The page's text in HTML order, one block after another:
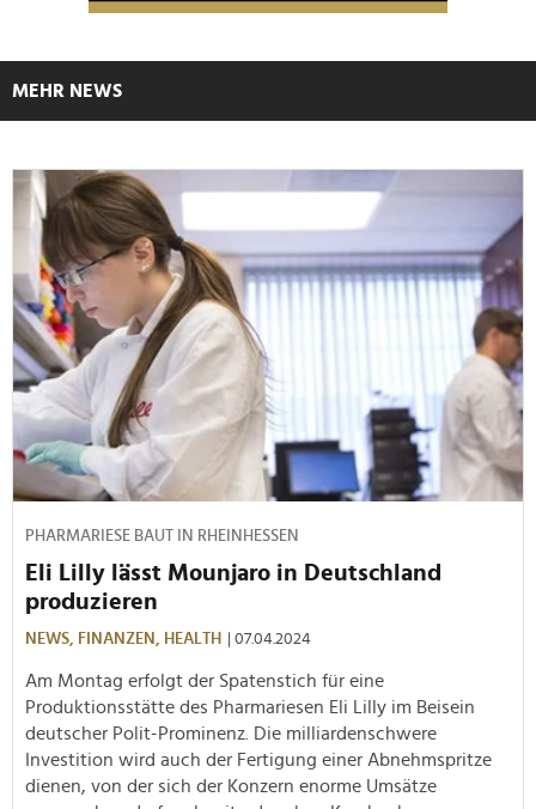
MEHR NEWS
PHARMARIESE BAUT IN RHEINHESSEN
Eli Lilly lässt Mounjaro in Deutschland
produzieren
NEWS, FINANZEN, HEALTH | 07.04.2024
Am Montag erfolgt der Spatenstich für eine
Produktionsstätte des Pharmariesen Eli Lilly im Beisein
deutscher Polit-Prominenz. Die milliardenschwere
Investition wird auch der Fertigung einer Abnehmspritze
dienen, von der sich der Konzern enorme Umsätze